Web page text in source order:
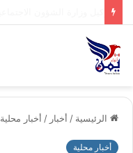
الرئيسية / أخبار / أخبار محلية
أخبار محلية